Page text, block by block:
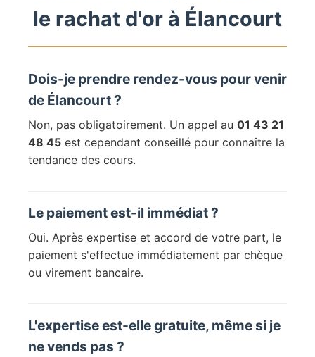
le rachat d'or à Élancourt
Dois-je prendre rendez-vous pour venir
de Élancourt ?
Non, pas obligatoirement. Un appel au 01 43 21
48 45 est cependant conseillé pour connaître la
tendance des cours.
Le paiement est-il immédiat ?
Oui. Après expertise et accord de votre part, le
paiement s'effectue immédiatement par chèque
ou virement bancaire.
L'expertise est-elle gratuite, même si je
ne vends pas ?